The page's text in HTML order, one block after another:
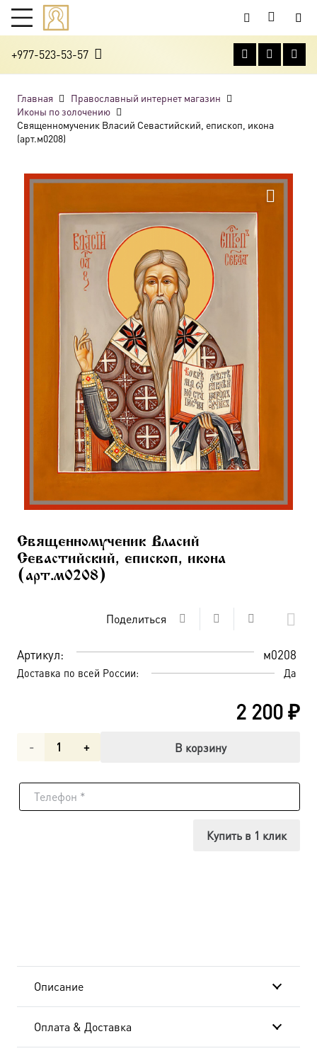
+977-523-53-57
Главная
Православный интернет магазин
Иконы по золочению
Священномученик Власий Севастийский, епископ, икона
(арт.м0208)
Священномученик Власий
Севастийский, епископ, икона
(арт.м0208)
Поделиться
Артикул: м0208
Доставка по всей России: Да
2 200₽
Количество
Священномученик
В корзину
Купить в 1 клик
Описание
Оплата & Доставка